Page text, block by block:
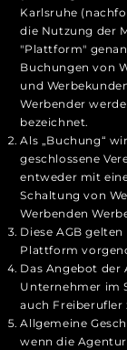
Karlsruhe
die Nutzung der
"Plattform"
Buchungen von
und
Werbender
bezeichnet.
Als „Buchung“
geschlossene
entweder mit
Schaltung von
Werbenden
Diese AGB
Plattform
Das Angebot der
Unternehmer im
auch Freiberufler
Allgemeine
wenn die